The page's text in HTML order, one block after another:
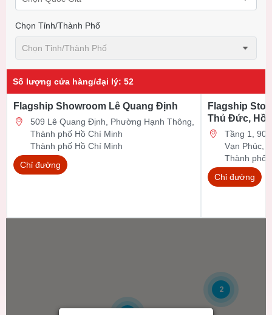
Chọn Tỉnh/thành Phố
Chọn Tỉnh/thành Phố
Số lượng cửa hàng/đại lý: 52
Flagship Showroom Lê Quang Định
509 Lê Quang Định, Phường Hạnh Thông,
Thành phố Hồ Chí Minh
Thành phố Hồ Chí Minh
Chỉ đường
Flagship
Thủ Đức, Hồ
Tầng 1, 90
Vạn Phúc,
Thành phố
Chỉ đường
2